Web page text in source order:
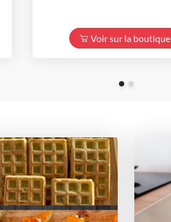
Voir sur la boutique